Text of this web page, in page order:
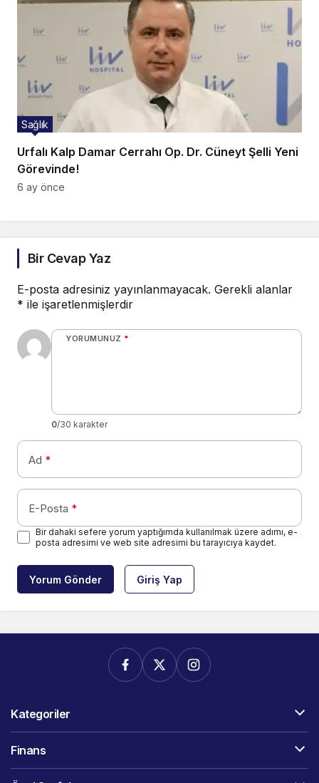
Urfalı Kalp Damar Cerrahı Op. Dr. Cüneyt Şelli Yeni
Görevinde!
Sağlık
6 ay önce
Bir Cevap Yaz
E-posta adresiniz yayınlanmayacak. Gerekli alanlar
* ile işaretlenmişlerdir
YORUMUNUZ *
0/30 karakter
Ad *
E-Posta *
Bir dahaki sefere yorum yaptığımda kullanılmak üzere adımı, e-
posta adresimi ve web site adresimi bu tarayıcıya kaydet.
Yorum Gönder Giriş Yap
Kategoriler
Finans